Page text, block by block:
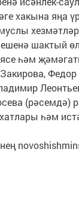
хакына яңа
шактый
һәм
Федор
(рәсемдә)
һәм